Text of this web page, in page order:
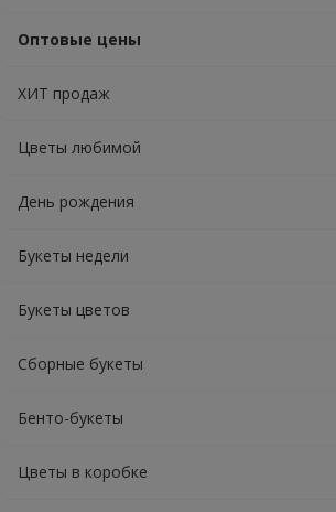
Оптовые цены
ХИТ продаж
Цветы любимой
День рождения
Букеты недели
Букеты цветов
Сборные букеты
Бенто-букеты
Цветы в коробке